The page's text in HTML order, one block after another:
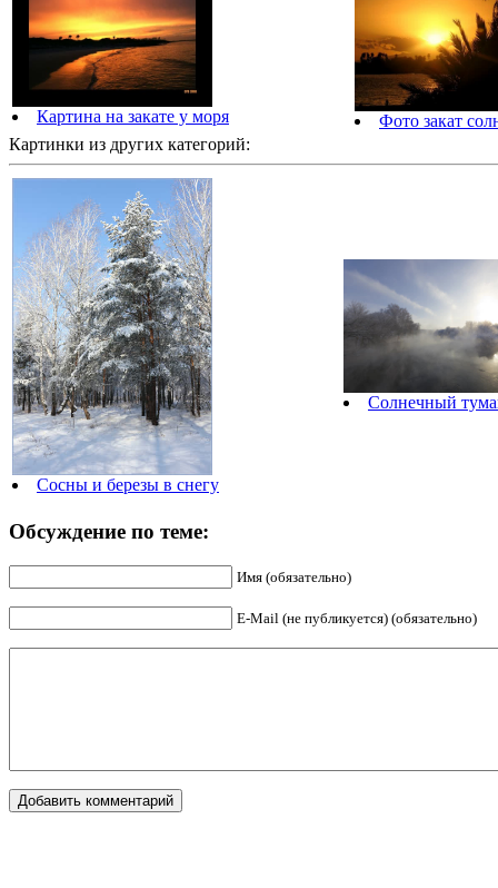
Картина на закате у моря
Фото закат
Картинки из других категорий:
Сосны и березы в снегу
Солнечный
Обсуждение по теме:
Имя (обязательно)
E-Mail (не публикуется) (обязательно)